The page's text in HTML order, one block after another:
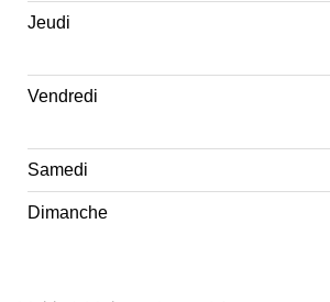
Jeudi
Vendredi
Samedi
Dimanche